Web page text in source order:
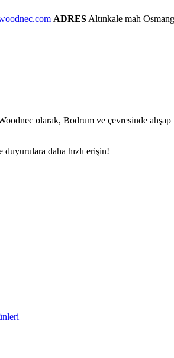
ADRES Altınkale mah
olarak, Bodrum ve çevresinde
daha hızlı erişin!